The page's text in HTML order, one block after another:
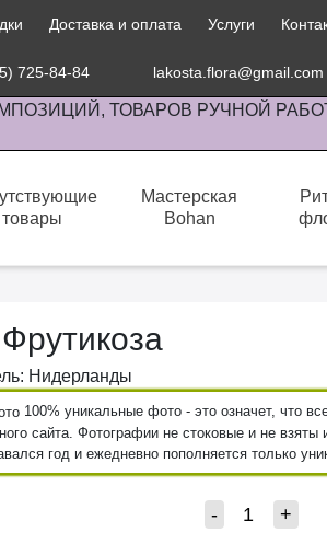
Доставка и оплата Услуги
725-84-84 lakosta.flora@gmail.com
ТОВАРОВ РУЧНОЙ
товары
Мастерская
Bohan
Нидерланды
100% уникальные фото - это означет, что
сайта. Фотографии не стоковые и не взяты
год и ежедневно пополняется только
- +